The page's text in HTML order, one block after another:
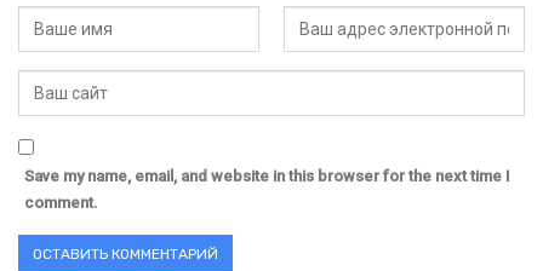
Save my name, email, and website in this browser for the next time I
comment.